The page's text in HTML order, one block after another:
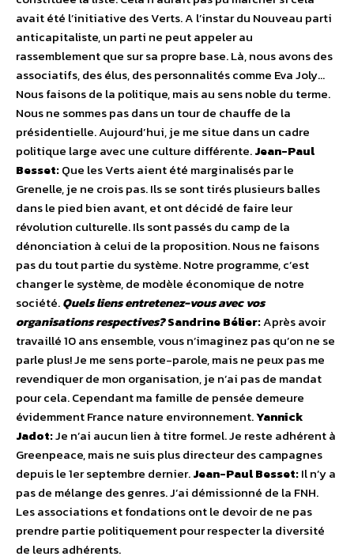
avait été l’initiative des Verts. A l’instar du Nouveau parti
anticapitaliste, un parti ne peut appeler au
rassemblement que sur sa propre base. Là, nous avons des
associatifs, des élus, des personnalités comme Eva Joly…
Nous faisons de la politique, mais au sens noble du terme.
Nous ne sommes pas dans un tour de chauffe de la
présidentielle. Aujourd’hui, je me situe dans un cadre
politique large avec une culture différente.Jean-Paul
Besset:Que les Verts aient été marginalisés par le
Grenelle, je ne crois pas. Ils se sont tirés plusieurs balles
dans le pied bien avant, et ont décidé de faire leur
révolution culturelle. Ils sont passés du camp de la
dénonciation à celui de la proposition. Nous ne faisons
pas du tout partie du système. Notre programme, c’est
changer le système, de modèle économique de notre
société.Quels liens entretenez-vous avec vos
organisations respectives?Sandrine Bélier:Après avoir
travaillé 10 ans ensemble, vous n’imaginez pas qu’on ne se
parle plus! Je me sens porte-parole, mais ne peux pas me
revendiquer de mon organisation, je n’ai pas de mandat
pour cela. Cependant ma famille de pensée demeure
évidemment France nature environnement.Yannick
Jadot:Je n’ai aucun lien à titre formel. Je reste adhérent à
Greenpeace, mais ne suis plus directeur des campagnes
depuis le 1er septembre dernier.Jean-Paul Besset:Il n’y a
pas de mélange des genres. J’ai démissionné de la FNH.
Les associations et fondations ont le devoir de ne pas
prendre partie politiquement pour respecter la diversité
de leurs adhérents.